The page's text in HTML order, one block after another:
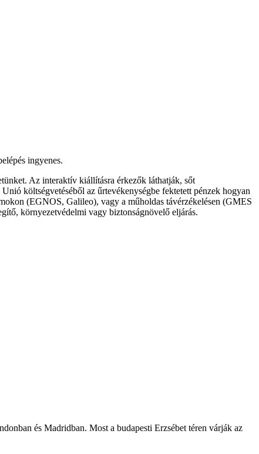
ingyenes.
Az interaktív kiállításra érkezők láthatják, sőt
költségvetéséből az űrtevékenységbe fektetett pénzek hogyan
(EGNOS, Galileo), vagy a műholdas távérzékelésen (GMES
környezetvédelmi vagy biztonságnövelő eljárás.
és Madridban. Most a budapesti Erzsébet téren várják az